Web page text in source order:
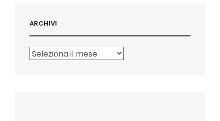
ARCHIVI
Archivi